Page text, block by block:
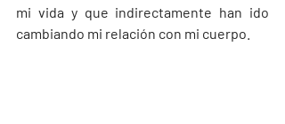
mi vida y que indirectamente han ido
cambiando mi relación con mi cuerpo.